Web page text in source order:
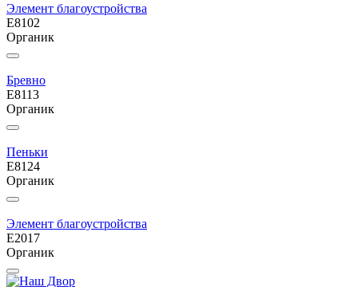
Элемент благоустройства
E8102
Органик
Бревно
E8113
Органик
Пеньки
E8124
Органик
Элемент благоустройства
E2017
Органик